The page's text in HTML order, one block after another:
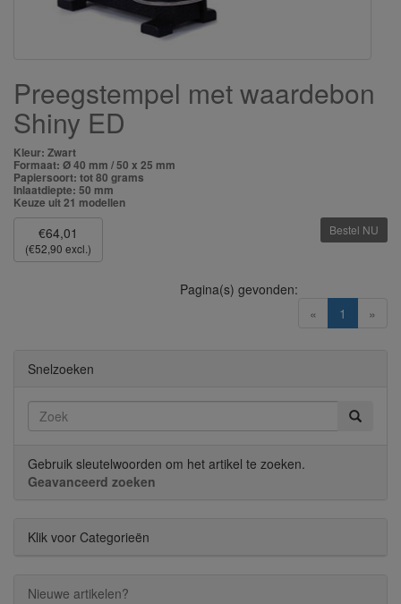
Preegstempel met waardebon
Shiny ED
Kleur: Zwart
Formaat: Ø 40 mm / 50 x 25 mm
Papiersoort: tot 80 grams
Inlaatdiepte: 50 mm
Keuze uit 21 modellen
€64,01
(€52,90 excl.)
Bestel NU
« 1 (current)
»
Pagina(s) gevonden:
Snelzoeken
Gebruik sleutelwoorden om het artikel te zoeken.
Geavanceerd zoeken
Klik voor Categorieën
Nieuwe artikelen?